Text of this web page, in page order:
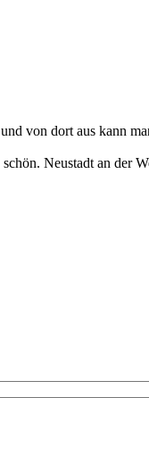
von dort aus kann
Neustadt an der